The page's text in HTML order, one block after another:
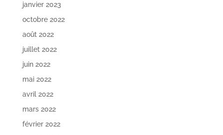
janvier 2023
octobre 2022
août 2022
juillet 2022
juin 2022
mai 2022
avril 2022
mars 2022
février 2022